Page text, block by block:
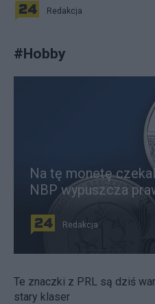
Redakcja
#Hobby
Na tę monetę
NBP wypuszcza
Redakcja
Te znaczki z PRL są dziś
stary klaser